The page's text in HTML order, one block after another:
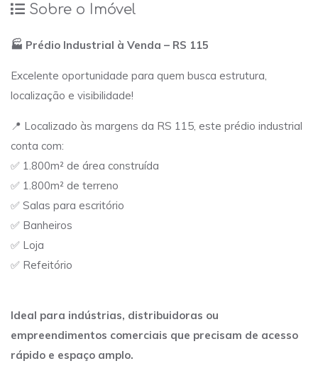
Sobre o Imóvel
🏭 Prédio Industrial à Venda – RS 115
Excelente oportunidade para quem busca estrutura,
localização e visibilidade!
📍 Localizado às margens da RS 115, este prédio industrial
conta com:
✅ 1.800m² de área construída
✅ 1.800m² de terreno
✅ Salas para escritório
✅ Banheiros
✅ Loja
✅ Refeitório
Ideal para indústrias, distribuidoras ou
empreendimentos comerciais que precisam de acesso
rápido e espaço amplo.